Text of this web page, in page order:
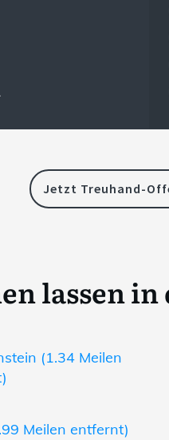
Jetzt Treuhand-
lassen
(1.34 Meilen
Meilen entfernt)